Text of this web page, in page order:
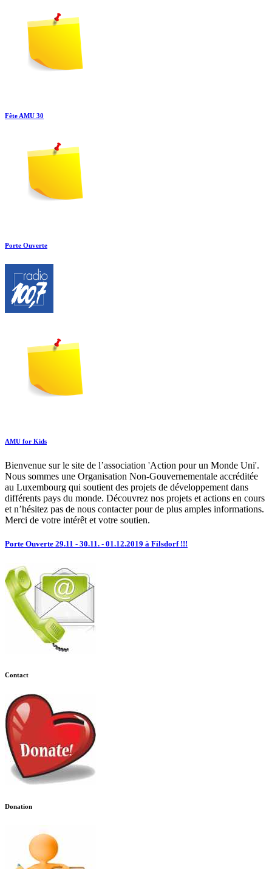
Fête AMU 30
Porte Ouverte
AMU for Kids
Bienvenue sur le site de l’association 'Action pour un Monde Uni'.
Nous sommes une Organisation Non-Gouvernementale accréditée
au Luxembourg qui soutient des projets de développement dans
différents pays du monde. Découvrez nos projets et actions en cours
et n’hésitez pas de nous contacter pour de plus amples informations.
Merci de votre intérêt et votre soutien.
Porte Ouverte 29.11 - 30.11. - 01.12.2019 à Filsdorf !!!
Contact
Donation